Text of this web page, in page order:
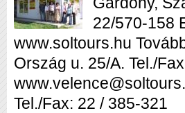
22/570-158
www.soltours.hu
Ország u. 25/A. Tel./
Tel./Fax: 22 / 385-321